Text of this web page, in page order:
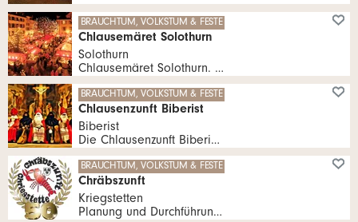
Zirkus & Zauber
Zusammenleben & Lebenshilfe
Weitere Hobbys & Vereine
BRAUCHTUM, VOLKSTUM & FESTE
Chlausemäret Solothurn
Solothurn
Chlausemäret Solothurn. Zauberhafte Stimmung am Friedhofplatz für kleine und grosse Kinder.
BRAUCHTUM, VOLKSTUM & FESTE
Chlausenzunft Biberist
Biberist
Die Chlausenzunft Biberist wurde 1975 gegründet und setzt in schöner Tradition fort, was bereits einige Jahre früher durch die Katholische Jungmannschaft zusammen mit dem Arbeiterverein begonnen hat.
BRAUCHTUM, VOLKSTUM & FESTE
Chräbszunft
Kriegstetten
Planung und Durchführung der Kriegstetter Fasnacht mit Aufrechterhaltung ihrer Traditionen.